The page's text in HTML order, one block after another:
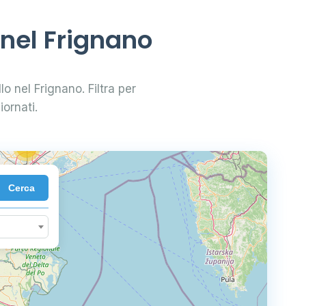
Frignano
nel Frignano. Filtra per
Cerca